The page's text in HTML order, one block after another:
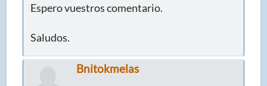
Espero vuestros comentario.
Saludos.
Bnitokmelas